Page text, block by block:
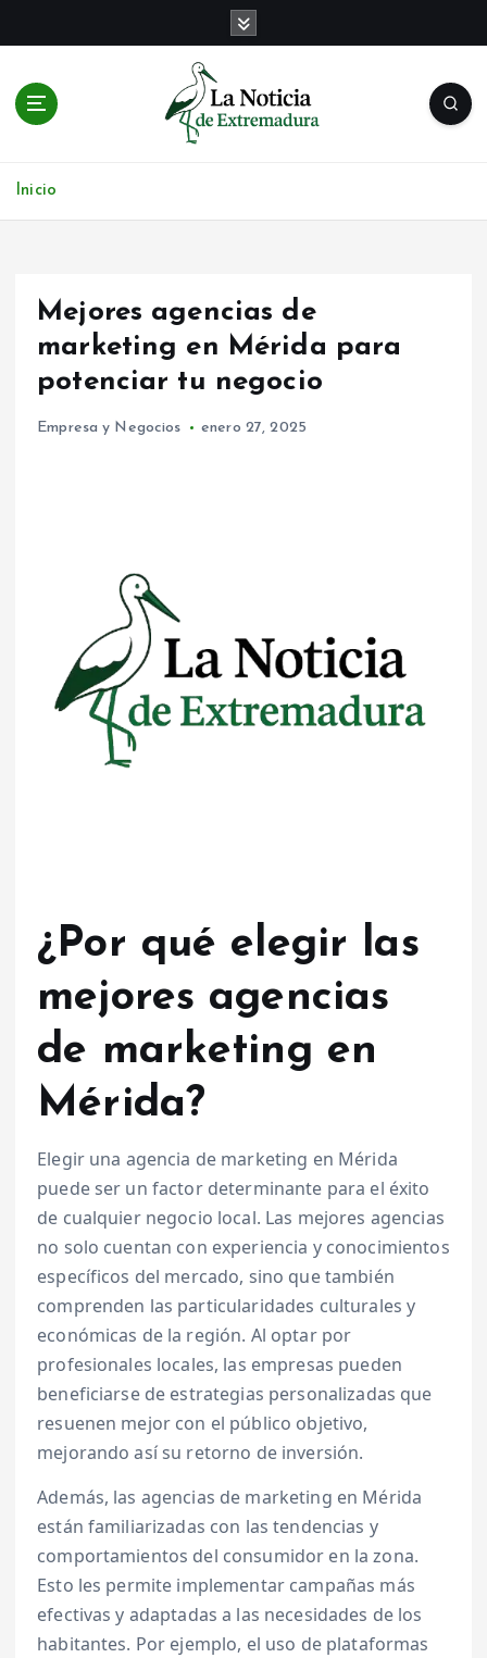
Inicio
Mejores agencias de
marketing en Mérida para
potenciar tu negocio
Empresa y Negocios enero 27, 2025
¿Por qué elegir las
mejores agencias
de marketing en
Mérida?
Elegir una agencia de marketing en Mérida
puede ser un factor determinante para el éxito
de cualquier negocio local. Las mejores agencias
no solo cuentan con experiencia y conocimientos
específicos del mercado, sino que también
comprenden las particularidades culturales y
económicas de la región. Al optar por
profesionales locales, las empresas pueden
beneficiarse de estrategias personalizadas que
resuenen mejor con el público objetivo,
mejorando así su retorno de inversión.
Además, las agencias de marketing en Mérida
están familiarizadas con las tendencias y
comportamientos del consumidor en la zona.
Esto les permite implementar campañas más
efectivas y adaptadas a las necesidades de los
habitantes. Por ejemplo, el uso de plataformas